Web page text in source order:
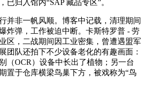
已归入馆内“SAP 藏品专区”。
并非一帆风顺。博客中记载，清理期间
炸弹，工作被迫中断。卡斯特罗普 - 劳
区，二战期间因工业密集，曾遭遇盟军
团队还拍下不少设备老化的有趣画面：
（OCR）设备中长出了植物；另一台
置于仓库横梁鸟巢下方，被戏称为“鸟